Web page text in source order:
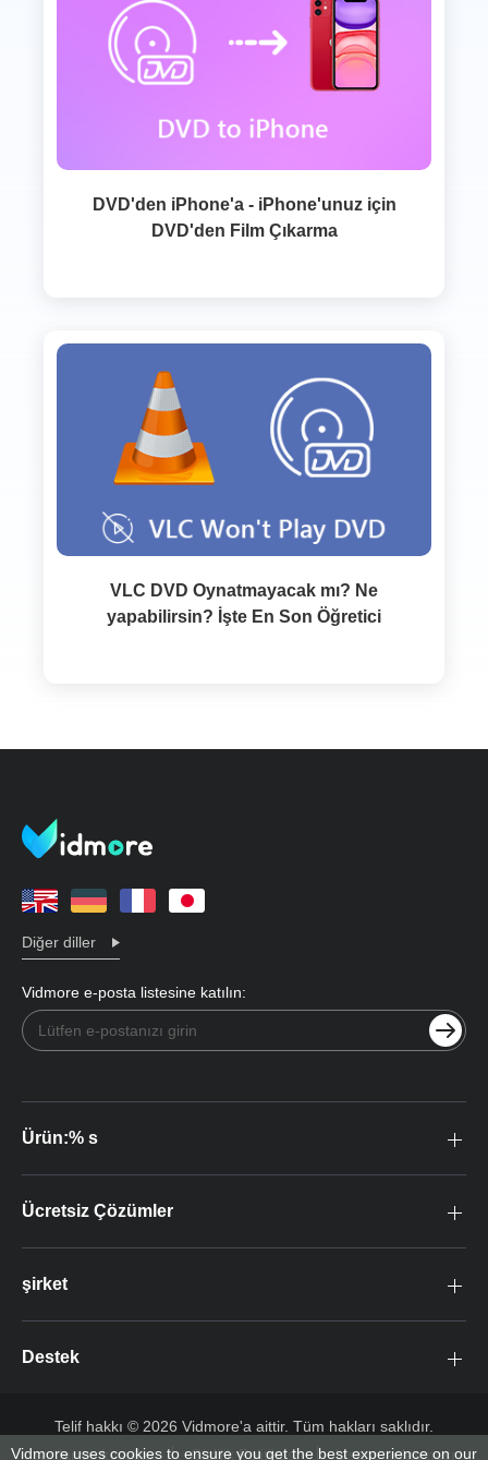
DVD'den iPhone'a - iPhone'unuz için
DVD'den Film Çıkarma
VLC DVD Oynatmayacak mı? Ne
yapabilirsin? İşte En Son Öğretici
Diğer diller
Vidmore e-posta listesine katılın:
Ürün:% s
Ücretsiz Çözümler
şirket
Destek
Telif hakkı © 2026 Vidmore'a aittir. Tüm hakları saklıdır.
şartlar ve koşullar
Gizlilik Politikası Lisans anlaşması
Vidmore uses cookies to ensure you get the best experience on our